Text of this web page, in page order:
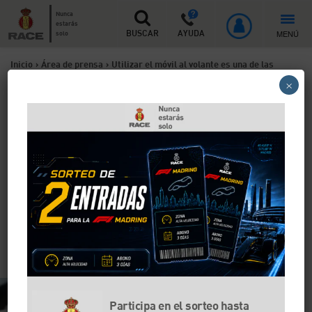
Nunca
estarás
solo
BUSCAR AYUDA MENÚ
Inicio > Área de prensa > Utilizar el móvil al volante es una de las
Utilizar el móvil al volante es
una de las conductas más
peligrosas en toda Europa
Los teléfonos móviles smartphone se han convertido
en los compañeros de viaje de muchos conductores
que, durante la conducción, no dudan en leer y enviar
mensajes poniendo en riesgo la seguridad vial.
Participa en el sorteo hasta
×